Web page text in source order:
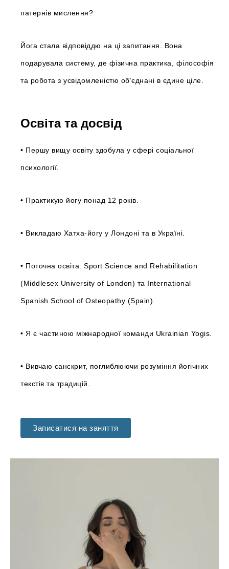
патернів мислення?
Йога стала відповіддю на ці запитання. Вона
подарувала систему, де фізична практика, філософія
та робота з усвідомленістю об’єднані в єдине ціле.
Освіта та досвід
• Першу вищу освіту здобула у сфері соціальної
психології.
• Практикую йогу понад 12 років.
• Викладаю Хатха-йогу у Лондоні та в Україні.
• Поточна освіта: Sport Science and Rehabilitation
(Middlesex University of London) та International
Spanish School of Osteopathy (Spain).
• Я є частиною міжнародної команди Ukrainian Yogis.
• Вивчаю санскрит, поглиблюючи розуміння йогічних
текстів та традицій.
Записатися на заняття